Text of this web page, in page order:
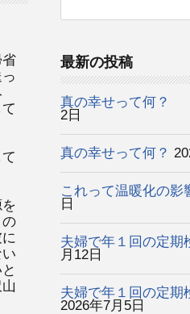
最新の投稿
真の幸せって何？
2日
真の幸せって何？
これって温暖化の影
日
夫婦で年１回の定
月12日
夫婦で年１回の定期
2026年7月5日